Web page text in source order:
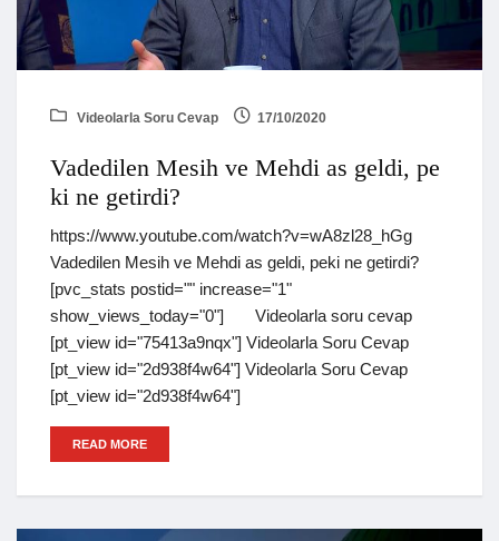
Videolarla Soru Cevap 17/10/2020
Vadedilen Mesih ve Mehdi as geldi, pe
ki ne getirdi?
https://www.youtube.com/watch?v=wA8zl28_hGg
Vadedilen Mesih ve Mehdi as geldi, peki ne getirdi?
[pvc_stats postid="" increase="1"
show_views_today="0"] Videolarla soru cevap
[pt_view id="75413a9nqx"] Videolarla Soru Cevap
[pt_view id="2d938f4w64"] Videolarla Soru Cevap
[pt_view id="2d938f4w64"]
READ MORE